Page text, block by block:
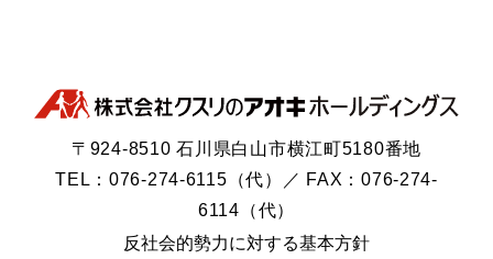
〒924-8510 石川県白山市横江町5180番地
TEL：076-274-6115（代）／ FAX：076-274-
6114（代）
反社会的勢力に対する基本方針